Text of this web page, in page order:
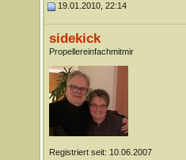
19.01.2010, 22:14
sidekick
Propellereinfachmitmir
Registriert seit: 10.06.2007